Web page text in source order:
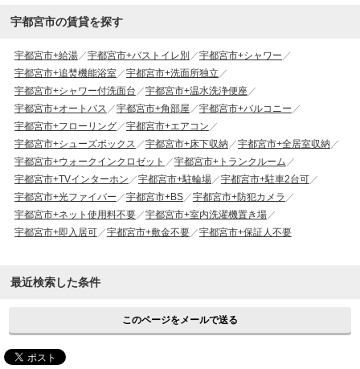
宇都宮市の賃貸を探す
宇都宮市+給湯 宇都宮市+バストイレ別
宇都宮市+シャワー
宇都宮市+追焚機能浴室
宇都宮市+洗面所独立
宇都宮市+シャワー付洗面台
宇都宮市+温水洗浄便座
宇都宮市+オートバス
宇都宮市+角部屋
宇都宮市+バルコニー
宇都宮市+フローリング
宇都宮市+エアコン
宇都宮市+シューズボックス
宇都宮市+床下収納
宇都宮市+全居室収納
宇都宮市+ウォークインクロゼット
宇都宮市+トランクルーム
宇都宮市+TVインターホン
宇都宮市+駐輪場
宇都宮市+駐車2台可
宇都宮市+光ファイバー
宇都宮市+BS
宇都宮市+防犯カメラ
宇都宮市+ネット使用料不要
宇都宮市+室内洗濯機置き場
宇都宮市+即入居可
宇都宮市+敷金不要 宇都宮市+保証人不要
最近検索した条件
このページをメールで送る